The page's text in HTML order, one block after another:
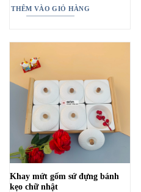
THÊM VÀO GIỎ HÀNG
Khay mứt gốm sứ đựng bánh
kẹo chữ nhật